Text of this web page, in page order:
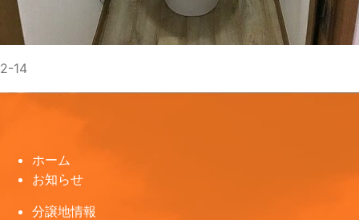
2-14
ホーム
お知らせ
分譲地情報